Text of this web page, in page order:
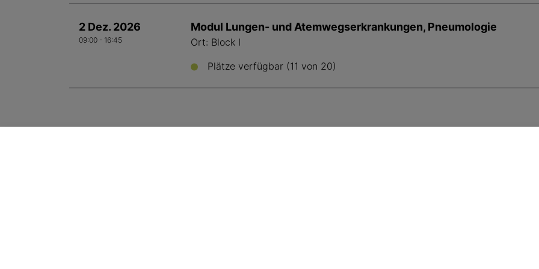
2 Dez. 2026
09:00 - 16:45
Modul Lungen- und Atemwegserkrankungen, Pneumologie
Ort: Block I
Plätze verfügbar (11 von 20)